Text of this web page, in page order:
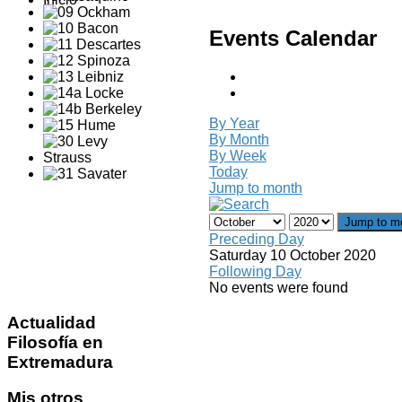
Events Calendar
By Year
By Month
By Week
Today
Jump to month
Jump to
Preceding Day
Saturday 10 October 2020
Following Day
No events were found
Actualidad
Filosofía en
Extremadura
Mis otros